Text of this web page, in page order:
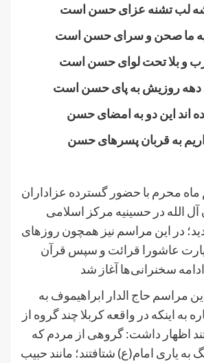
شه لب تشنه عزای حسن است
ما صحن و سرای حسن است
و بلا تحت لوای حسن است
دهه روزیش به پای حسن است
اند این دو به امضای حسن
به قربان پسر‌های حسن
محرم با حضور گسترده عزاداران
الله در حسینیه مرکز اسلامی
در این مراسم نیز همچون روزهای
عاشورا قرائت و سپس قرآن
مراسم حاج الدار ابراهیموف به
به اینکه در واقعه کربلا چند گروه از
اظهار داشت: گروهی از مردم که
به یاری امام(ع) شتافتند؛ مانند حبیب